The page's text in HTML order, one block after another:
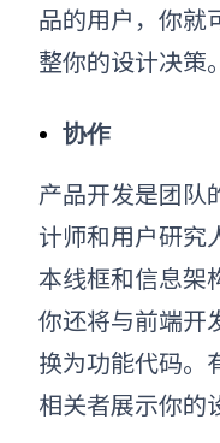
品的用户， 你就
整你的设计决策。
协作
产品开发是团队
计师和用户研究
本线框和信息架
你还将与前端开
换为功能代码。
相关者展示你的